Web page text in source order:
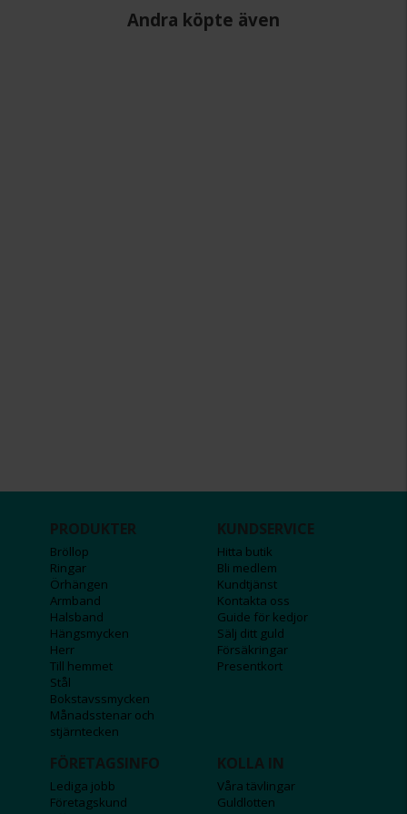
Andra köpte även
PRODUKTER
Bröllop
Ringar
Örhängen
Armband
Halsband
Hängsmycken
Herr
Till hemmet
Stål
Bokstavssmycken
Månadsstenar och
stjärntecken
KUNDSERVICE
Hitta butik
Bli medlem
Kundtjänst
Kontakta oss
Guide för kedjor
Sälj ditt guld
Försäkringar
Presentkort
FÖRETAGSINFO
Lediga jobb
Företagskund
KOLLA IN
Våra tävlingar
Guldlotten